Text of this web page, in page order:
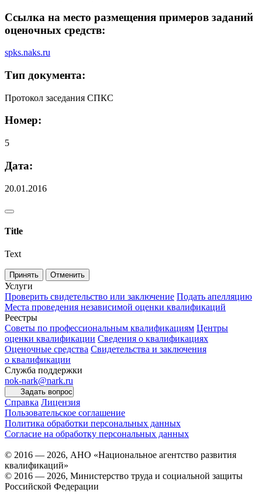
Ссылка на место размещения примеров заданий
оценочных средств:
spks.naks.ru
Тип документа:
Протокол заседания СПКС
Номер:
5
Дата:
20.01.2016
Title
Text
Принять Отменить
Услуги
Проверить свидетельство или заключение Подать апелляцию
Места проведения независимой оценки квалификаций
Реестры
Советы по профессиональным квалификациям Центры
оценки квалификации Сведения о квалификациях
Оценочные средства Свидетельства и заключения
о квалификации
Служба поддержки
nok-nark@nark.ru
Задать вопрос
Справка Лицензия
Пользовательское соглашение
Политика обработки персональных данных
Согласие на обработку персональных данных
© 2016 — 2026, АНО «Национальное агентство развития
квалификаций»
© 2016 — 2026, Министерство труда и социальной защиты
Российской Федерации